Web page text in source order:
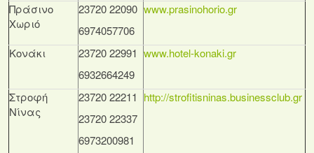
Πράσινο
Χωριό
23720 22090
6974057706
www.prasinohorio.gr
Κονάκι
23720 22991
6932664249
www.hotel-konaki.gr
Στροφή
Νίνας
23720 22211
23720 22337
6973200981
http://strofitisninas.businessclub.gr